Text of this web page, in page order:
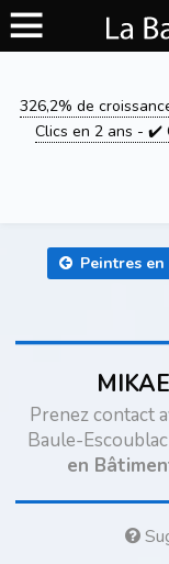
326,2% de
Clics en 2 ans - ✔️
Peintres
Prenez contact
Baule-
en